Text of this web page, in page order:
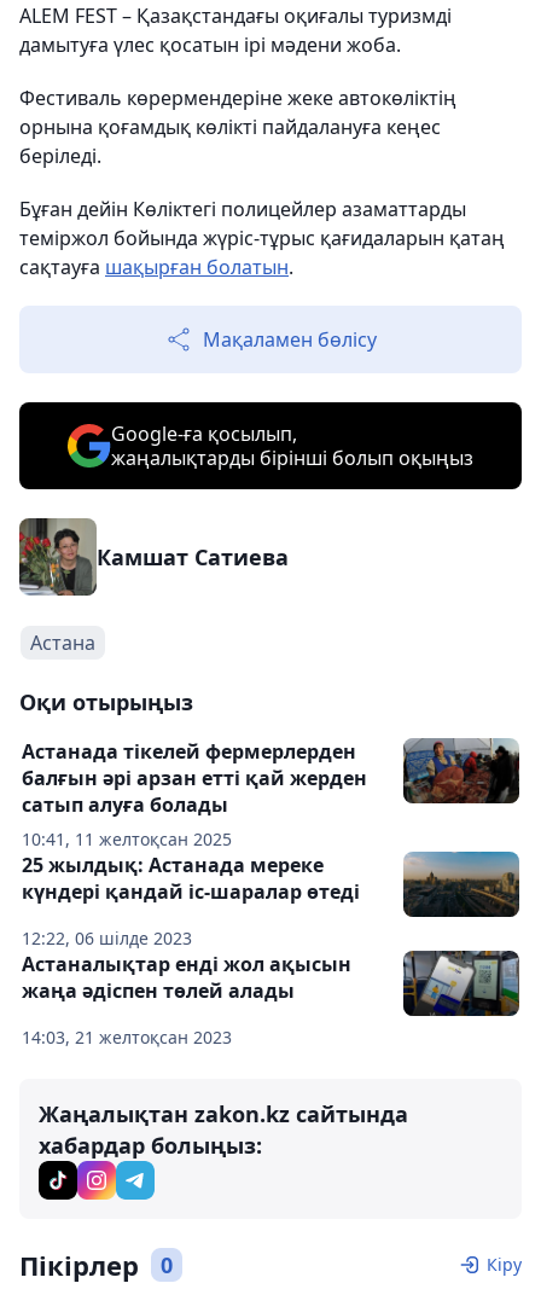
ALEM FEST – Қазақстандағы оқиғалы туризмді
дамытуға үлес қосатын ірі мәдени жоба.
Фестиваль көрермендеріне жеке автокөліктің
орнына қоғамдық көлікті пайдалануға кеңес
беріледі.
Бұған дейін Көліктегі полицейлер азаматтарды
теміржол бойында жүріс-тұрыс қағидаларын қатаң
сақтауға шақырған болатын.
Мақаламен бөлісу
Google-ға қосылып,
жаңалықтарды бірінші болып оқыңыз
Камшат Сатиева
Астана
Оқи отырыңыз
10:41, 11 желтоқсан 2025
Астанада тікелей фермерлерден
балғын әрі арзан етті қай жерден
сатып алуға болады
12:22, 06 шілде 2023
25 жылдық: Астанада мереке
күндері қандай іс-шаралар өтеді
14:03, 21 желтоқсан 2023
Астаналықтар енді жол ақысын
жаңа әдіспен төлей алады
Жаңалықтан zakon.kz сайтында
хабардар болыңыз:
Пікірлер 0 Кіру